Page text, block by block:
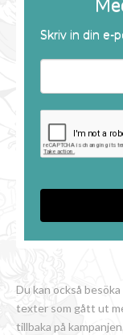
Skriv in din e-
Du kan också
texter som gått ut
tillbaka på